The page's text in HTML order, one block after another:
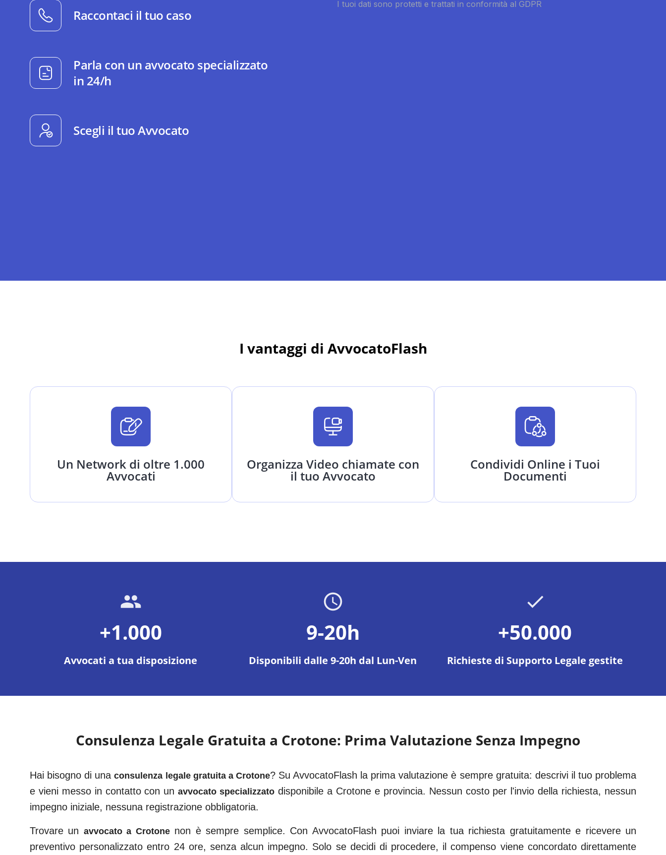
Raccontaci il tuo caso
Parla con un avvocato specializzato
in 24/h
Scegli il tuo Avvocato
I vantaggi di AvvocatoFlash
Un Network di oltre 1.000
Avvocati
Organizza Video chiamate con
il tuo Avvocato
Condividi Online i Tuoi
Documenti
+1.000
Avvocati a tua disposizione
9-20h
Disponibili dalle 9-20h dal Lun-Ven
+50.000
Richieste di Supporto Legale gestite
Consulenza Legale Gratuita a Crotone: Prima Valutazione Senza Impegno
Hai bisogno di una consulenza legale gratuita a Crotone? Su AvvocatoFlash la prima valutazione è sempre gratuita: descrivi il tuo problema
e vieni messo in contatto con unavvocato specializzato disponibile a Crotonee provincia. Nessun costo per l'invio della richiesta, nessun
impegno iniziale, nessuna registrazione obbligatoria.
Trovare un avvocato a Crotonenon è sempre semplice. Con AvvocatoFlash puoi inviare la tua richiesta gratuitamente e ricevere un
preventivo personalizzato entro 24 ore, senza alcun impegno. Solo se decidi di procedere, il compenso viene concordato direttamente